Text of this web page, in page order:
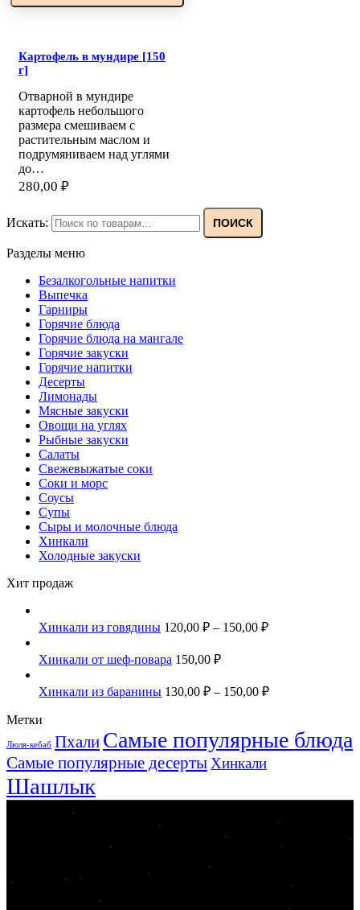
Картофель в мундире [150
г]
Отварной в мундире
картофель небольшого
размера смешиваем с
растительным маслом и
подрумяниваем над углями
до…
280,00 ₽
Искать: ПОИСК
Разделы меню
Безалкогольные напитки
Выпечка
Гарниры
Горячие блюда
Горячие блюда на мангале
Горячие закуски
Горячие напитки
Десерты
Лимонады
Мясные закуски
Овощи на углях
Рыбные закуски
Салаты
Свежевыжатые соки
Соки и морс
Соусы
Супы
Сыры и молочные блюда
Хинкали
Холодные закуски
Хит продаж
Хинкали из говядины 120,00 ₽ – 150,00 ₽
Хинкали от шеф-повара 150,00 ₽
Хинкали из баранины 130,00 ₽ – 150,00 ₽
Метки
Люля-кебаб Пхали Самые популярные блюда
Самые популярные десерты Хинкали
Шашлык